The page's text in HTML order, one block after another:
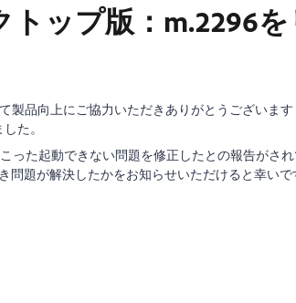
トップ版：m.2296を
製品向上にご協力いただきありがとうございます
た。
った起動できない問題を修正したとの報告がされ
題が解決したかをお知らせいただけると幸いで